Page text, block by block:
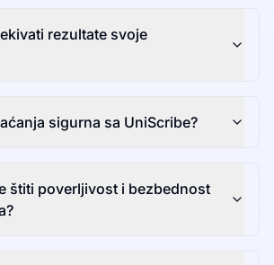
rezultate svoje
sigurna sa UniScribe?
štiti poverljivost i bezbednost